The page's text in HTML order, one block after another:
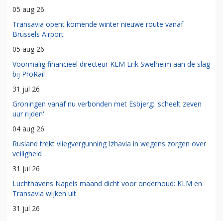
05 aug 26
Transavia opent komende winter nieuwe route vanaf
Brussels Airport
05 aug 26
Voormalig financieel directeur KLM Erik Swelheim aan de slag
bij ProRail
31 jul 26
Groningen vanaf nu verbonden met Esbjerg: 'scheelt zeven
uur rijden'
04 aug 26
Rusland trekt vliegvergunning Izhavia in wegens zorgen over
veiligheid
31 jul 26
Luchthavens Napels maand dicht voor onderhoud: KLM en
Transavia wijken uit
31 jul 26